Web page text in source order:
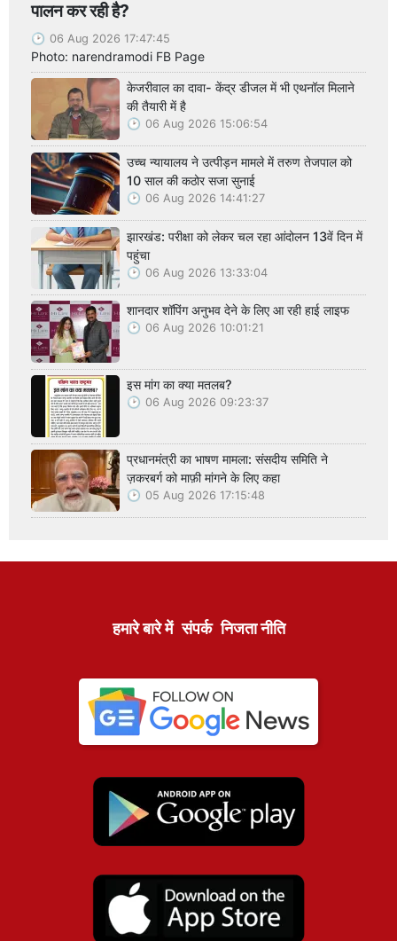
पालन कर रही है?
06 Aug 2026 17:47:45
Photo: narendramodi FB Page
केजरीवाल का दावा- केंद्र डीजल में भी एथनॉल मिलाने
की तैयारी में है
06 Aug 2026 15:06:54
उच्च न्यायालय ने उत्पीड़न मामले में तरुण तेजपाल को
10 साल की कठोर सजा सुनाई
06 Aug 2026 14:41:27
झारखंड: परीक्षा को लेकर चल रहा आंदोलन 13वें दिन में
पहुंचा
06 Aug 2026 13:33:04
शानदार शॉपिंग अनुभव देने के लिए आ रही हाई लाइफ
06 Aug 2026 10:01:21
इस मांग का क्या मतलब?
06 Aug 2026 09:23:37
प्रधानमंत्री का भाषण मामला: संसदीय समिति ने
ज़करबर्ग को माफ़ी मांगने के लिए कहा
05 Aug 2026 17:15:48
हमारे बारे में संपर्क निजता नीति